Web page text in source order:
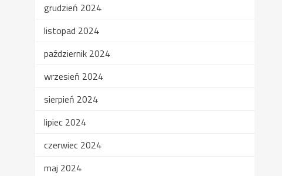
grudzień 2024
listopad 2024
październik 2024
wrzesień 2024
sierpień 2024
lipiec 2024
czerwiec 2024
maj 2024